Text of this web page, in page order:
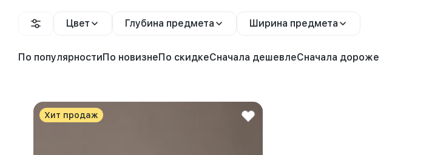
Цвет Глубина предмета Ширина предмета
По популярностиПо новизнеПо скидкеСначала дешевлеСначала дороже
Хит продаж